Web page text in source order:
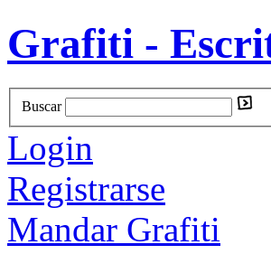
Grafiti -
Buscar
Login
Registrarse
Mandar Grafiti